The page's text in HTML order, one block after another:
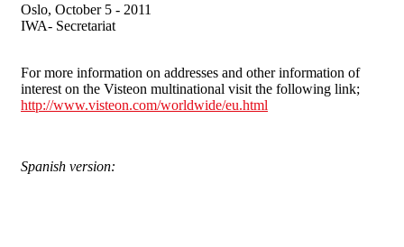
Oslo, October 5 - 2011
IWA- Secretariat
For more information on addresses and other information of
interest on the Visteon multinational visit the following link;
http://www.visteon.com/worldwide/eu.html
Spanish version: